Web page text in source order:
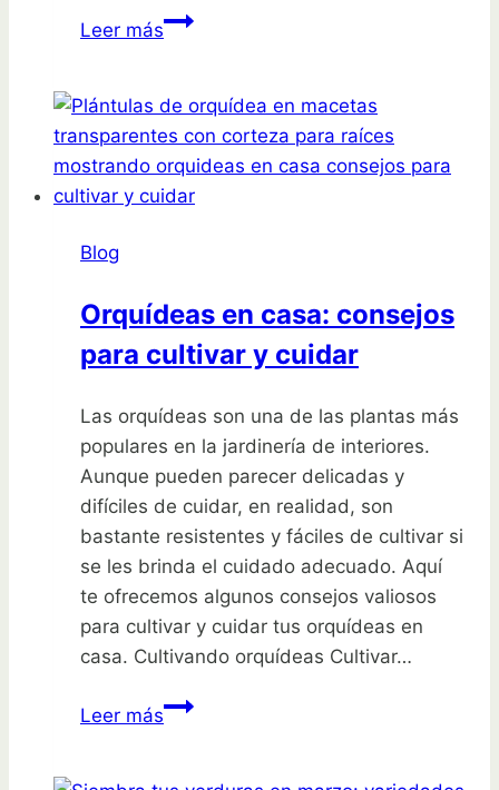
Leer másAprende
una
rama
de
ciruelo
Blog
Orquídeas en casa: consejos
para cultivar y cuidar
Las orquídeas son una de las plantas más
populares en la jardinería de interiores.
Aunque pueden parecer delicadas y
difíciles de cuidar, en realidad, son
bastante resistentes y fáciles de cultivar si
se les brinda el cuidado adecuado. Aquí
te ofrecemos algunos consejos valiosos
para cultivar y cuidar tus orquídeas en
casa. Cultivando orquídeas Cultivar…
Leer másOrquídeas